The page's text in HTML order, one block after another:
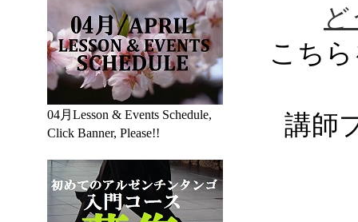
こち
講師
04月Lesson & Events Schedule,
Click Banner, Please!!